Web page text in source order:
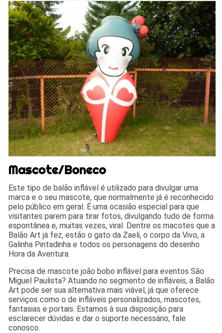
Mascote/Boneco
Este tipo de balão inflável é utilizado para divulgar uma
marca e o seu mascote, que normalmente já é reconhecido
pelo público em geral. É uma ocasião especial para que
visitantes parem para tirar fotos, divulgando tudo de forma
espontânea e, muitas vezes, viral. Dentre os macotes que a
Balão Art já fez, estão o gato da Zaeli, o corpo da Vivo, a
Galinha Pintadinha e todos os personagens do desenho
Hora da Aventura.
Precisa de mascote joão bobo inflável para eventos São
Miguel Paulista? Atuando no segmento de infláveis, a Balão
Art pode ser sua alternativa mais viável, já que oferece
serviços como o de infláveis personalizados, mascotes,
fantasias e portais. Estamos à sua disposição para
esclarecer dúvidas e dar o suporte necessário, fale
conosco.